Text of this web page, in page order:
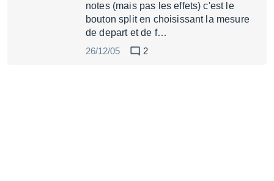
notes (mais pas les effets) c'est le
bouton split en choisissant la mesure
de depart et de f…
26/12/05
2